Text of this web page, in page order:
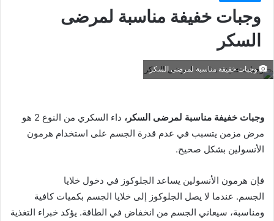
وجبات خفيفة مناسبة لمرضى
السكر
وجبات خفيفة مناسبة لمرضى السكر
وجبات خفيفة مناسبة لمرضى السكر،
داء السكري من النوع 2 هو
مرض مزمن يتسبب في عدم قدرة الجسم على استخدام هرمون
الأنسولين بشكل صحيح.
فإن هرمون الأنسولين يساعد الجلوكوز في دخول خلايا
الجسم. عندما لا يصل الجلوكوز إلى خلايا الجسم بكميات كافية
ومناسبة، سيعاني الجسم من انخفاض في الطاقة. يؤكد خبراء التغذية